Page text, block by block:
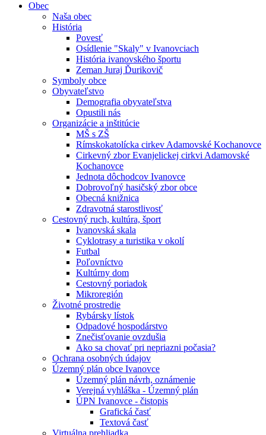
Obec
Naša obec
História
Povesť
Osídlenie "Skaly" v Ivanovciach
História ivanovského športu
Zeman Juraj Ďurikovič
Symboly obce
Obyvateľstvo
Demografia obyvateľstva
Opustili nás
Organizácie a inštitúcie
MŠ s ZŠ
Rímskokatolícka cirkev Adamovské Kochanovce
Cirkevný zbor Evanjelickej cirkvi Adamovské
Kochanovce
Jednota dôchodcov Ivanovce
Dobrovoľný hasičský zbor obce
Obecná knižnica
Zdravotná starostlivosť
Cestovný ruch, kultúra, šport
Ivanovská skala
Cyklotrasy a turistika v okolí
Futbal
Poľovníctvo
Kultúrny dom
Cestovný poriadok
Mikroregión
Životné prostredie
Rybársky lístok
Odpadové hospodárstvo
Znečisťovanie ovzdušia
Ako sa chovať pri nepriazni počasia?
Ochrana osobných údajov
Územný plán obce Ivanovce
Územný plán návrh, oznámenie
Verejná vyhláška - Územný plán
ÚPN Ivanovce - čistopis
Grafická časť
Textová časť
Virtuálna prehliadka